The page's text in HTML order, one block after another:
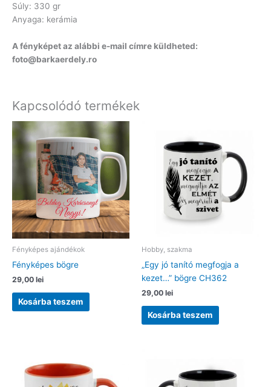
Súly: 330 gr
Anyaga: kerámia
A fényképet az alábbi e-mail címre küldheted:
foto@barkaerdely.ro
Kapcsolódó termékek
Fényképes ajándékok
Fényképes bögre
29,00 lei
Kosárba teszem
Hobby, szakma
„Egy jó tanító megfogja a
kezet…” bögre CH362
29,00 lei
Kosárba teszem